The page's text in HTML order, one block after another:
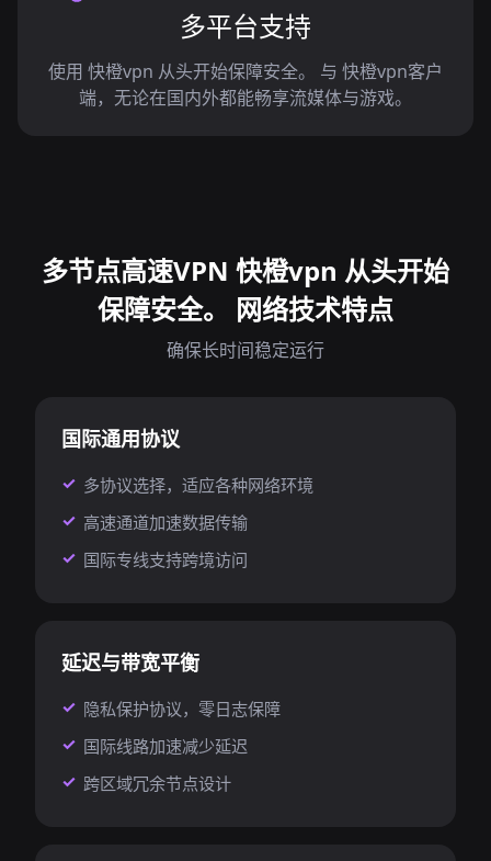
多平台支持
使用 快橙vpn 从头开始保障安全。 与 快橙vpn客户
端，无论在国内外都能畅享流媒体与游戏。
多节点高速VPN 快橙vpn 从头开始
保障安全。 网络技术特点
确保长时间稳定运行
国际通用协议
多协议选择，适应各种网络环境
高速通道加速数据传输
国际专线支持跨境访问
延迟与带宽平衡
隐私保护协议，零日志保障
国际线路加速减少延迟
跨区域冗余节点设计